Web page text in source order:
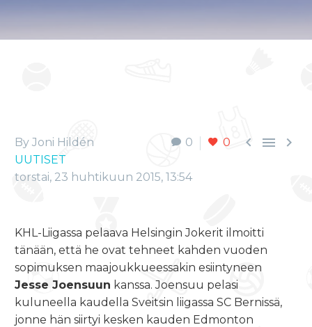
0 0   
By Joni Hildén
UUTISET
torstai, 23 huhtikuun 2015, 13:54
KHL-Liigassa pelaava Helsingin Jokerit ilmoitti
tänään, että he ovat tehneet kahden vuoden
sopimuksen maajoukkueessakin esiintyneen
Jesse Joensuun kanssa. Joensuu pelasi
kuluneella kaudella Sveitsin liigassa SC Bernissä,
jonne hän siirtyi kesken kauden Edmonton